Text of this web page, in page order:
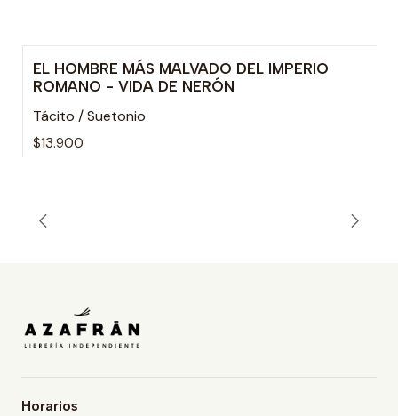
EL HOMBRE MÁS MALVADO DEL IMPERIO
ROMANO - VIDA DE NERÓN
Tácito / Suetonio
$13.900
Horarios